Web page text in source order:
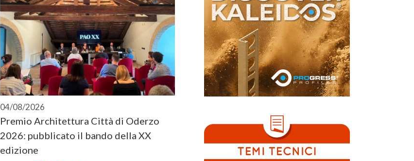
04/08/2026
Premio Architettura Città di Oderzo
2026: pubblicato il bando della XX
edizione